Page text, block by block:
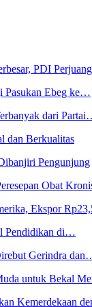
PDI
Pasukan Ebeg ke…
dari
dan Berkualitas
Pengunjung
Obat
Ekspor
Pendidikan di…
Gerindra
untuk Bekal
Kemerdekaan